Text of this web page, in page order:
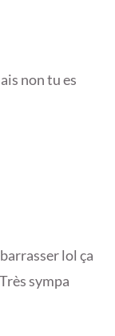
non tu es
lol ça
sympa